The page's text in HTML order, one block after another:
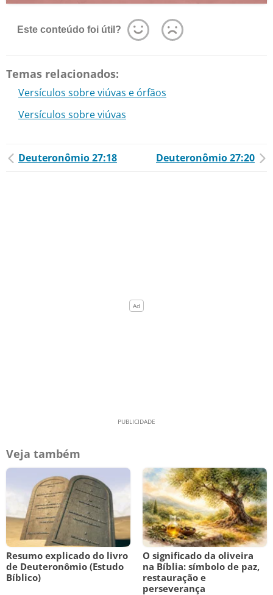
Este conteúdo foi útil?
Temas relacionados:
Versículos sobre viúvas e órfãos
Versículos sobre viúvas
Deuteronômio 27:18 Deuteronômio 27:20
Veja também
Resumo explicado do livro
de Deuteronômio (Estudo
Bíblico)
O significado da oliveira
na Bíblia: símbolo de paz,
restauração e
perseverança